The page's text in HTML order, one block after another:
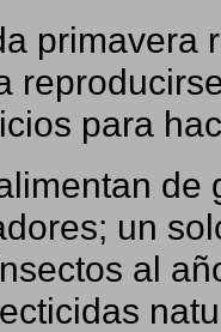
primavera
para
de
un
al